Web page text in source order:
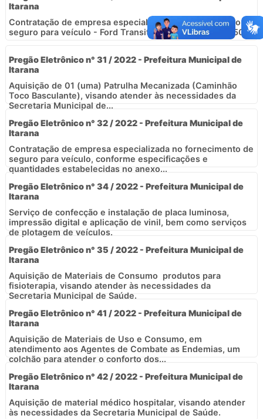
Itarana
Contratação de empresa especializada no fornecimento de
seguro para veículo - Ford Transit 410B, 2021 - RBJ7G50.
Pregão Eletrônico n° 31 / 2022 - Prefeitura Municipal de
Itarana
Aquisição de 01 (uma) Patrulha Mecanizada (Caminhão
Toco Basculante), visando atender às necessidades da
Secretaria Municipal de...
Pregão Eletrônico n° 32 / 2022 - Prefeitura Municipal de
Itarana
Contratação de empresa especializada no fornecimento de
seguro para veículo, conforme especificações e
quantidades estabelecidas no anexo...
Pregão Eletrônico n° 34 / 2022 - Prefeitura Municipal de
Itarana
Serviço de confecção e instalação de placa luminosa,
impressão digital e aplicação de vinil, bem como serviços
de plotagem de veículos.
Pregão Eletrônico n° 35 / 2022 - Prefeitura Municipal de
Itarana
Aquisição de Materiais de Consumo  produtos para
fisioterapia, visando atender às necessidades da
Secretaria Municipal de Saúde.
Pregão Eletrônico n° 41 / 2022 - Prefeitura Municipal de
Itarana
Aquisição de Materiais de Uso e Consumo, em
atendimento aos Agentes de Combate as Endemias, um
colchão para atender o conforto dos...
Pregão Eletrônico n° 42 / 2022 - Prefeitura Municipal de
Itarana
Aquisição de material médico hospitalar, visando atender
às necessidades da Secretaria Municipal de Saúde.